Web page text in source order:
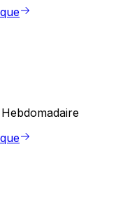
Hebdomadaire